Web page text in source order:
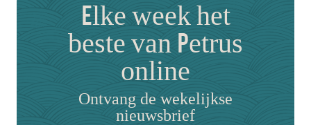
Elke week het
beste van Petrus
online
Ontvang de wekelijkse
nieuwsbrief